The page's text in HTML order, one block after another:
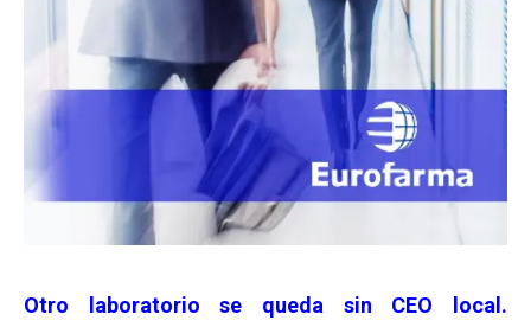
Otro laboratorio se queda sin CEO local.